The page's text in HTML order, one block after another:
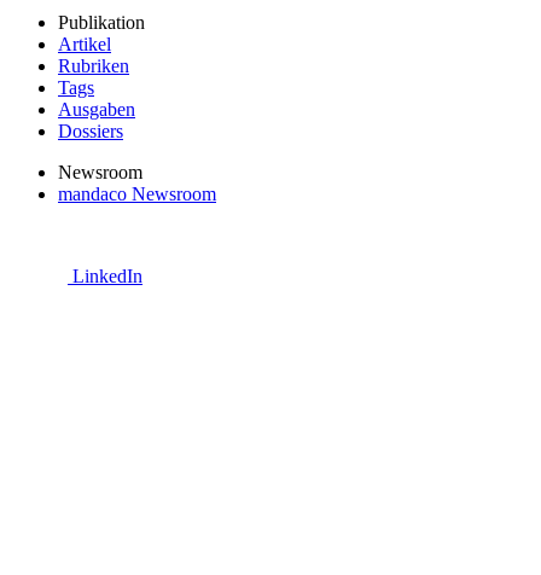
Publikation
Artikel
Rubriken
Tags
Ausgaben
Dossiers
Newsroom
mandaco Newsroom
LinkedIn